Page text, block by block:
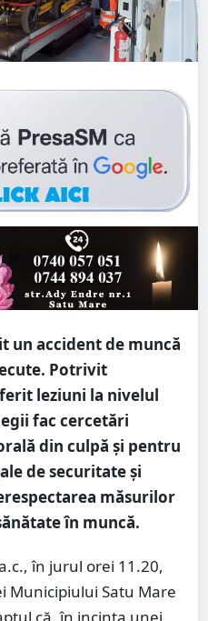
un accident de muncă
Potrivit
leziuni la nivelul
fac cercetări
din culpă și pentru
de securitate şi
măsurilor
în muncă.
în jurul orei 11.20,
Municipiului Satu Mare